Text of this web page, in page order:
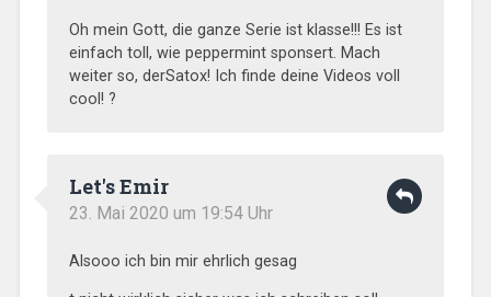
Oh mein Gott, die ganze Serie ist klasse!!! Es ist
einfach toll, wie peppermint sponsert. Mach
weiter so, derSatox! Ich finde deine Videos voll
cool! ?
Let's Emir
23. Mai 2020 um 19:54 Uhr
Alsooo ich bin mir ehrlich gesag